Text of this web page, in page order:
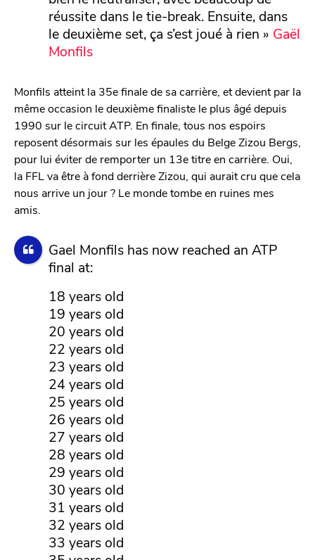
réussite dans le tie-break. Ensuite, dans
le deuxième set, ça s’est joué à rien » Gaël
Monfils
Monfils atteint la 35e finale de sa carrière, et devient par la
même occasion le deuxième finaliste le plus âgé depuis
1990 sur le circuit ATP. En finale, tous nos espoirs
reposent désormais sur les épaules du Belge Zizou Bergs,
pour lui éviter de remporter un 13e titre en carrière. Oui,
la FFL va être à fond derrière Zizou, qui aurait cru que cela
nous arrive un jour ? Le monde tombe en ruines mes
amis.
Gael Monfils has now reached an ATP
final at:
18 years old
19 years old
20 years old
22 years old
23 years old
24 years old
25 years old
26 years old
27 years old
28 years old
29 years old
30 years old
31 years old
32 years old
33 years old